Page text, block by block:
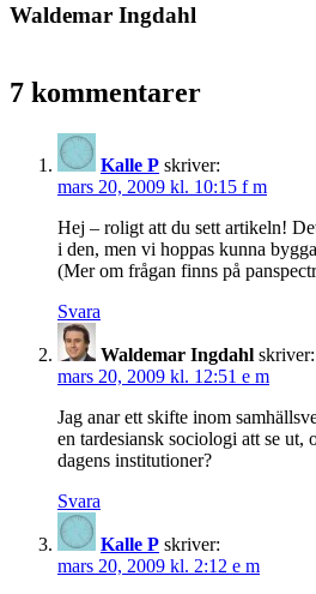
Waldemar Ingdahl
7 kommentarer
Kalle P skriver:
mars 20, 2009 kl. 10:15 f m
Hej – roligt att du sett artikeln!
i den, men vi hoppas kunna
(Mer om frågan finns på
Svara
Waldemar Ingdahl skriver:
mars 20, 2009 kl. 12:51 e m
Jag anar ett skifte inom
en tardesiansk sociologi att se ut,
dagens institutioner?
Svara
Kalle P skriver:
mars 20, 2009 kl. 2:12 e m